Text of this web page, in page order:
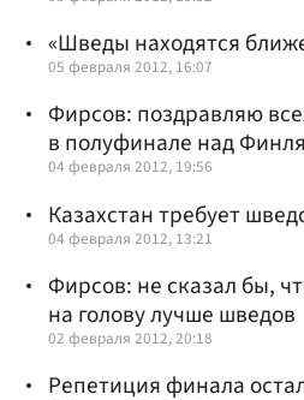
«Шведы находятся
05 февраля 2012, 16:07
Фирсов: поздравляю
в полуфинале над
04 февраля 2012, 19:56
Казахстан требует
04 февраля 2012, 13:21
Фирсов: не сказал бы,
на голову лучше шведов
02 февраля 2012, 20:18
Репетиция финала